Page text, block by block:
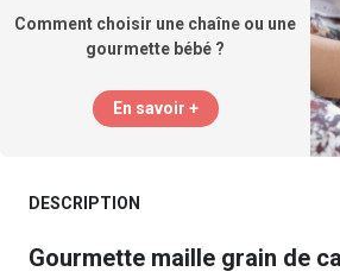
Comment choisir une chaîne ou une
gourmette bébé ?
En savoir +
DESCRIPTION
Gourmette maille grain de